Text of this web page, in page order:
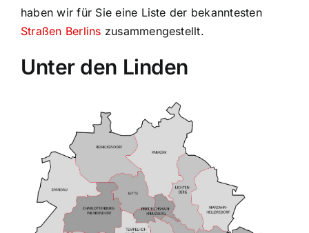
haben wir für Sie eine Liste der bekanntesten
Straßen Berlins zusammengestellt.
Unter den Linden